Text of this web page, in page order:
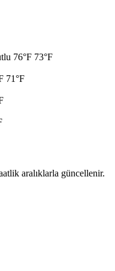
76°F 73°F
71°F
aralıklarla güncellenir.